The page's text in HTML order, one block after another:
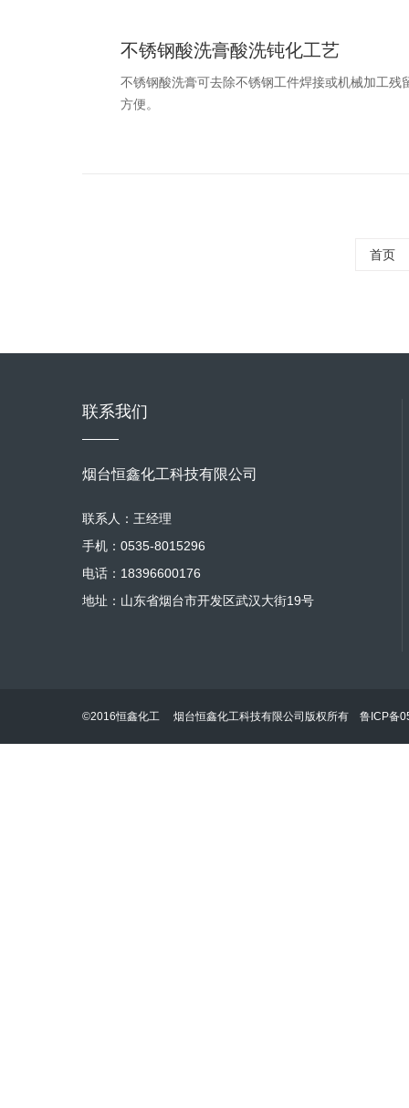
不锈钢酸洗膏酸洗钝化工艺
不锈钢酸洗膏可去除不锈钢工件焊接或机械加工
方便。
首页
联系我们
烟台恒鑫化工科技有限公司
联系人：王经理
手机：0535-8015296
电话：18396600176
地址：山东省烟台市开发区武汉大街19号
©2016恒鑫化工 烟台恒鑫化工科技有限公司版权所有 鲁ICP备